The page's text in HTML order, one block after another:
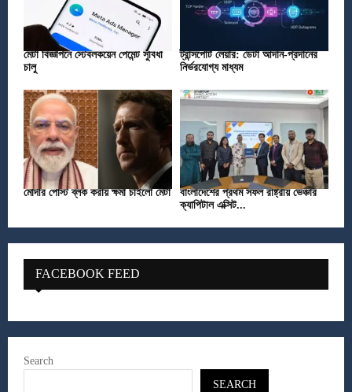
মেটা বিজ্ঞাপনে স্টেবলকয়েন পেমেন্ট সুবিধা
চালু
ট্রান্সপোর্ট লেয়ার: ডেটা আদান-প্রদানের
নির্ভরযোগ্য মাধ্যম
মোদীর পোস্ট ব্লক করায় ক্ষমা চাইলো মেটা
বাংলাদেশের প্রথম সফল রাষ্ট্রীয় ভেঞ্চার
ক্যাপিটাল এক্সিট...
FACEBOOK FEED
Search
SEARCH